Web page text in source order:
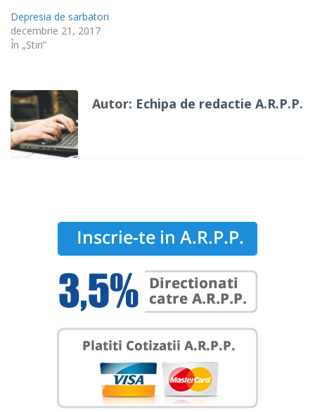
Depresia de sarbatori
decembrie 21, 2017
În „Stiri”
Autor: Echipa de redactie A.R.P.P.